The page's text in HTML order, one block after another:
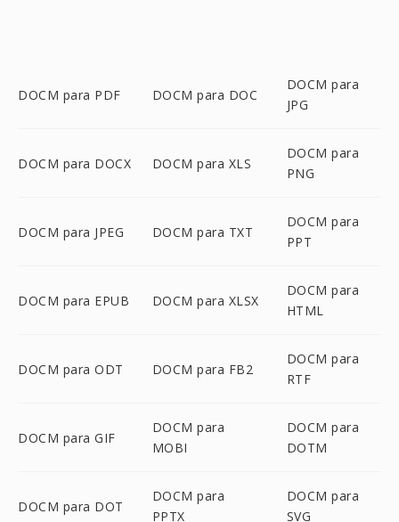
DOCM para PDF DOCM para DOC
DOCM para
JPG
DOCM para DOCX DOCM para XLS
DOCM para
PNG
DOCM para JPEG DOCM para TXT
DOCM para
PPT
DOCM para EPUB DOCM para XLSX
DOCM para
HTML
DOCM para ODT DOCM para FB2
DOCM para
RTF
DOCM para GIF
DOCM para
MOBI
DOCM para
DOTM
DOCM para DOT
DOCM para
PPTX
DOCM para
SVG